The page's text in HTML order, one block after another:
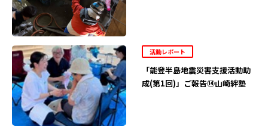
活動レポート
「能登半島地震災害支援活動助
成(第1回)」ご報告⑭山崎絆塾